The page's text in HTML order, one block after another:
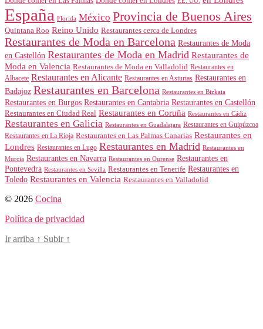
España Florida México Provincia de Buenos Aires
Quintana Roo Reino Unido Restaurantes cerca de Londres
Restaurantes de Moda en Barcelona Restaurantes de Moda
en Castellón Restaurantes de Moda en Madrid Restaurantes de
Moda en Valencia Restaurantes de Moda en Valladolid Restaurantes en
Albacete Restaurantes en Alicante Restaurantes en Asturias Restaurantes en
Badajoz Restaurantes en Barcelona Restaurantes en Bizkaia
Restaurantes en Burgos Restaurantes en Cantabria Restaurantes en Castellón
Restaurantes en Ciudad Real Restaurantes en Coruña Restaurantes en Cádiz
Restaurantes en Galicia Restaurantes en Guadalajara Restaurantes en Guipúzcoa
Restaurantes en La Rioja Restaurantes en Las Palmas Canarias Restaurantes en
Londres Restaurantes en Lugo Restaurantes en Madrid Restaurantes en
Murcia Restaurantes en Navarra Restaurantes en Ourense Restaurantes en
Pontevedra Restaurantes en Sevilla Restaurantes en Tenerife Restaurantes en
Toledo Restaurantes en Valencia Restaurantes en Valladolid
© 2026 Cocina
Política de privacidad
Ir arriba ↑ Subir ↑